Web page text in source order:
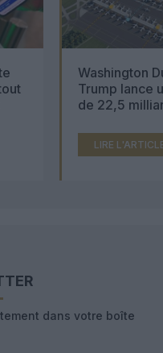
Washington
Trump lance
de 22,5
LIRE
dans votre boîte